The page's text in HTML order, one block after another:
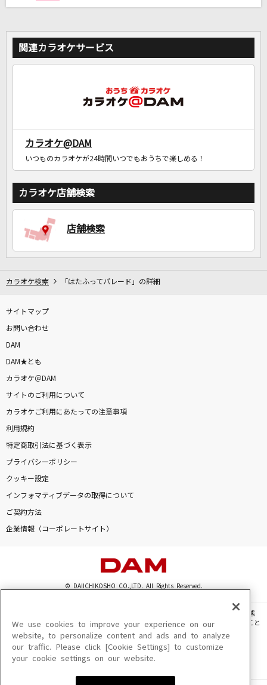
関連カラオケサービス
カラオケ@DAM
いつものカラオケが24時間いつでもおうちで楽しめる！
カラオケ店舗検索
店舗検索
カラオケ検索 「はたふってパレード」の詳細
サイトマップ
お問い合わせ
DAM
DAM★とも
カラオケ＠DAM
サイトのご利用について
カラオケご利用にあたっての注意事項
利用規約
特定商取引法に基づく表示
プライバシーポリシー
クッキー設定
インフォマティブデータの取得について
ご契約方法
企業情報（コーポレートサイト）
© DAIICHIKOSHO CO.,LTD. All Rights Reserved.
このサイトに掲載されている一切の文章・画像・写真・動画・音声等を、手段や形態
を問わず、著作権法の定める範囲を超えて無断で複製、転載、ファイル化などすること
を禁じます。
楽曲及びコンテンツは、機種によりご利用いただけない場合があります。
楽曲及びコンテンツの配信日、配信内容が変更になる場合があります。
We use cookies to improve your experience on our
website, to personalize content and ads and to analyze
our traffic. Please click [Cookie Settings] to customize
your cookie settings on our website.